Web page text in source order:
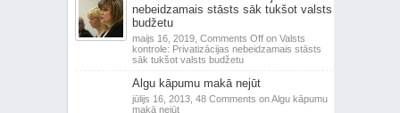
nebeidzamais stāsts sāk tukšot valsts
budžetu
maijs 16, 2019, Comments Offon Valsts
kontrole: Privatizācijas nebeidzamais stāsts
sāk tukšot valsts budžetu
Algu kāpumu makā nejūt
jūlijs 16, 2013, 48 Comments on Algu kāpumu
makā nejūt